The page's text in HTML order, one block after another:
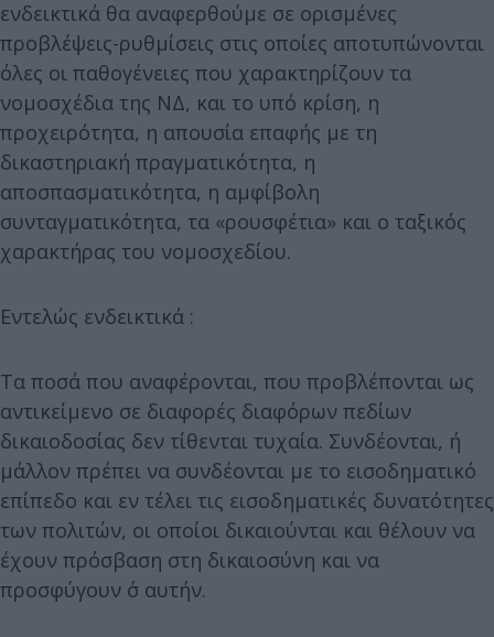
ενδεικτικά θα αναφερθούμε σε ορισμένες
προβλέψεις-ρυθμίσεις στις οποίες αποτυπώνονται
όλες οι παθογένειες που χαρακτηρίζουν τα
νομοσχέδια της ΝΔ, και το υπό κρίση, η
προχειρότητα, η απουσία επαφής με τη
δικαστηριακή πραγματικότητα, η
αποσπασματικότητα, η αμφίβολη
συνταγματικότητα, τα «ρουσφέτια» και ο ταξικός
χαρακτήρας του νομοσχεδίου.
Εντελώς ενδεικτικά :
Τα ποσά που αναφέρονται, που προβλέπονται ως
αντικείμενο σε διαφορές διαφόρων πεδίων
δικαιοδοσίας δεν τίθενται τυχαία. Συνδέονται, ή
μάλλον πρέπει να συνδέονται με το εισοδηματικό
επίπεδο και εν τέλει τις εισοδηματικές δυνατότητες
των πολιτών, οι οποίοι δικαιούνται και θέλουν να
έχουν πρόσβαση στη δικαιοσύνη και να
προσφύγουν σ΄ αυτήν.